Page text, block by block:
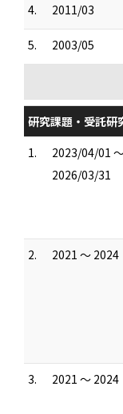
4. 2011/03
5. 2003/05
研究課題・受託研
1.
2023/04/01
2026/03/31
2. 2021 ～ 2024
3. 2021 ～ 2024